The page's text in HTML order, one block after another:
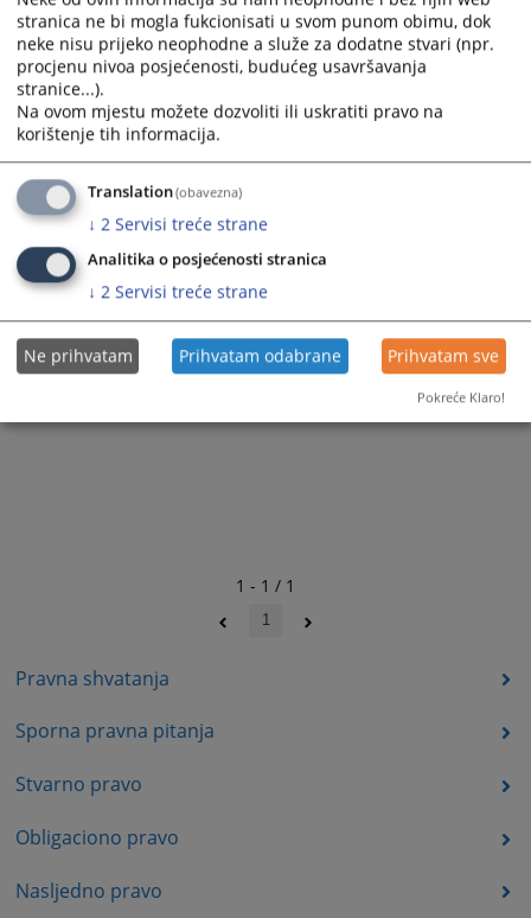
Pravna shvatanja
Sporna pravna pitanja
Stvarno pravo
Obligaciono pravo
Nasljedno pravo
96 0 P 147206 24 Gž
96 0 P 147206 24 Gž SENTENCA
96 0 P 159219 24 Gž
SENT 96 0 P 159219 24 Gž
1 - 1 / 1
1
stranica ne bi mogla fukcionisati u svom punom obimu, dok
neke nisu prijeko neophodne a služe za dodatne stvari (npr.
procjenu nivoa posjećenosti, budućeg usavršavanja
stranice...).
Na ovom mjestu možete dozvoliti ili uskratiti pravo na
korištenje tih informacija.
Translation(obavezna)
↓ 2 Servisi treće strane
Analitika o posjećenosti stranica
↓ 2 Servisi treće strane
Ne prihvatam Prihvatam odabrane Prihvatam sve
Pokreće Klaro!